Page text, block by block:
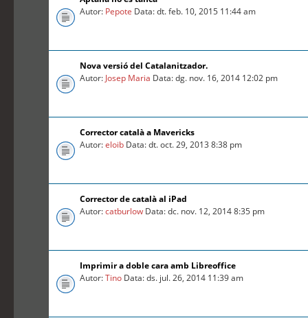
Autor: Pepote Data: dt. feb. 10, 2015 11:44 am
Nova versió del Catalanitzador.
Autor: Josep Maria Data: dg. nov. 16, 2014 12:02 pm
Corrector català a Mavericks
Autor:eloib Data: dt. oct. 29, 2013 8:38 pm
Corrector de català al iPad
Autor:catburlow Data: dc. nov. 12, 2014 8:35 pm
Imprimir a doble cara amb Libreoffice
Autor:Tino Data: ds. jul. 26, 2014 11:39 am